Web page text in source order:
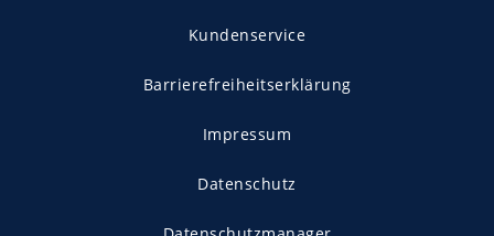
Kundenservice
Barrierefreiheitserklärung
Impressum
Datenschutz